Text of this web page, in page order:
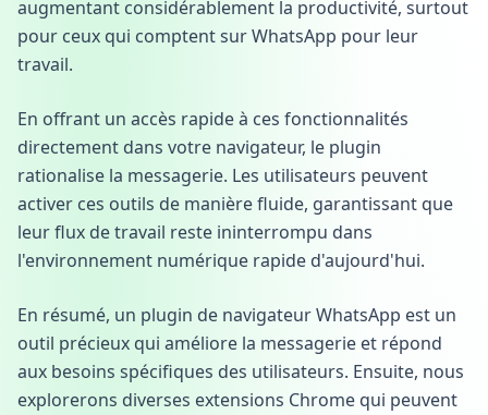
augmentant considérablement la productivité, surtout
pour ceux qui comptent sur WhatsApp pour leur
travail.
En offrant un accès rapide à ces fonctionnalités
directement dans votre navigateur, le plugin
rationalise la messagerie. Les utilisateurs peuvent
activer ces outils de manière fluide, garantissant que
leur flux de travail reste ininterrompu dans
l'environnement numérique rapide d'aujourd'hui.
En résumé, un plugin de navigateur WhatsApp est un
outil précieux qui améliore la messagerie et répond
aux besoins spécifiques des utilisateurs. Ensuite, nous
explorerons diverses extensions Chrome qui peuvent